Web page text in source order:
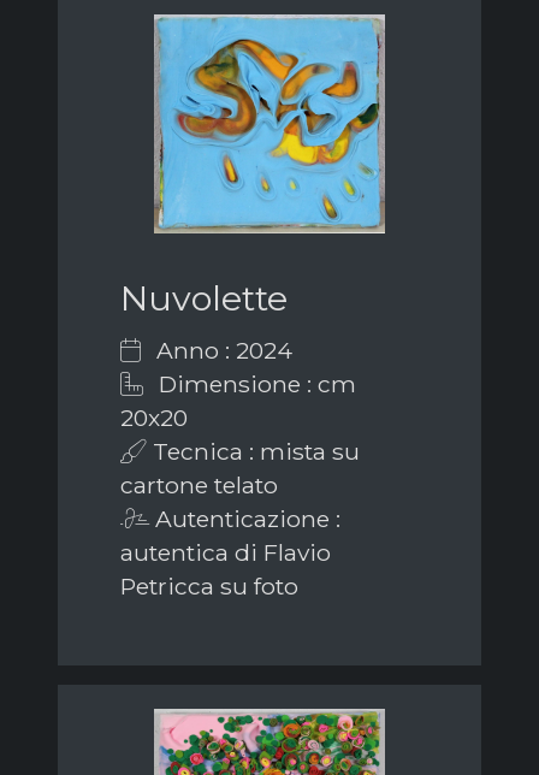
Nuvolette
Anno : 2024
Dimensione : cm
20x20
Tecnica : mista su
cartone telato
Autenticazione :
autentica di Flavio
Petricca su foto